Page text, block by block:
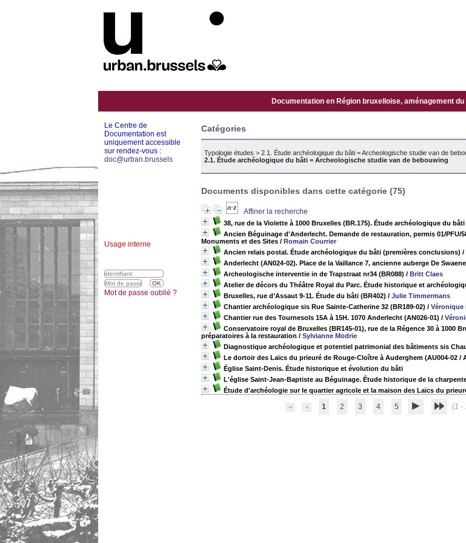
Documentation en Région bruxelloise, aménagement
Catégories
Typologie études > 2.1. Étude archéologique du bâti = Archeologische studie van de
2.1. Étude archéologique du bâti = Archeologische studie van de bebouwing
Documents disponibles dans cette catégorie (75)
Affiner la recherche
38, rue de la Violette à 1000 Bruxelles (BR.175). Étude archéologique du bâti
Ancien Béguinage d'Anderlecht. Demande de restauration, permis 01/
Monuments et des Sites / Romain Courrier
Ancien relais postal. Étude archéologique du bâti (premières conclusions) /
Anderlecht (AN024-02). Place de la Vaillance 7, ancienne auberge De
Archeologische interventie in de Trapstraat nr34 (BR088) / Britt Claes
Atelier de décors du Théâtre Royal du Parc. Étude historique et
Bruxelles, rue d’Assaut 9-11. Étude du bâti (BR402) / Julie Timmermans
Chantier archéologique sis Rue Sainte-Catherine 32 (BR189-02) / Véronique
Chantier rue des Tournesols 15A à 15H. 1070 Anderlecht (AN026-01) /
Conservatoire royal de Bruxelles (BR145-01), rue de la Régence 30 à
préparatoires à la restauration / Sylvianne Modrie
Diagnostique archéologique et potentiel patrimonial des bâtiments sis
Le dortoir des Laïcs du prieuré de Rouge-Cloître à Auderghem (AU004-02 /
Église Saint-Denis. Étude historique et évolution du bâti
L'église Saint-Jean-Baptiste au Béguinage. Étude historique de la
Étude d'archéologie sur le quartier agricole et la maison des Laïcs du
1 2 3 4 5 (1 -
Le Centre de
Documentation est
uniquement accessible
sur rendez-vous :
doc@urban.brussels
Usage interne
Mot de passe oublié ?